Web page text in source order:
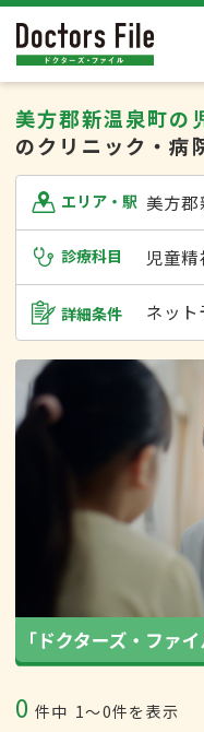
美方郡新温泉町の
のクリニック・病
エリア・駅 美方
診療科目 児童精
詳細条件 ネッ
0 件中 1〜0件を表示